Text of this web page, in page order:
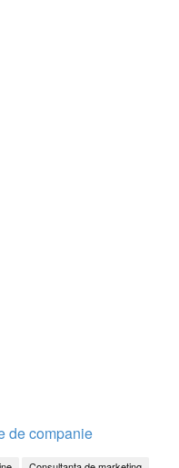
de companie